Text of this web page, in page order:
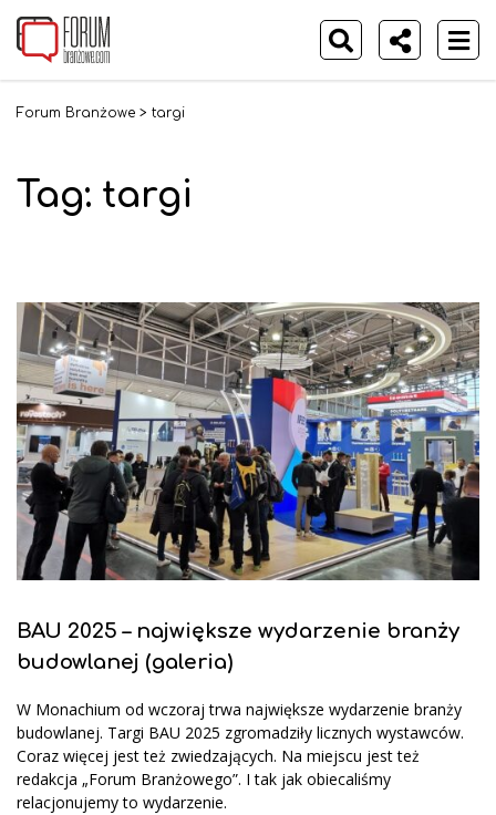
Forum Branżowe > targi
Tag: targi
BAU 2025 – największe wydarzenie branży
budowlanej (galeria)
W Monachium od wczoraj trwa największe wydarzenie branży
budowlanej. Targi BAU 2025 zgromadziły licznych wystawców.
Coraz więcej jest też zwiedzających. Na miejscu jest też
redakcja „Forum Branżowego”. I tak jak obiecaliśmy
relacjonujemy to wydarzenie.